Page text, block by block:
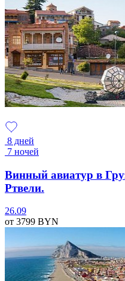
8 дней
7 ночей
Винный авиатур в
Ртвели.
26.09
от 3799 BYN